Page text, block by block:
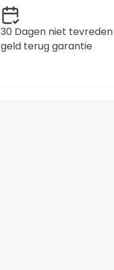
30 Dagen niet tevreden
geld terug garantie